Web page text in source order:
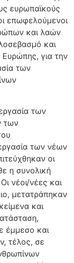
ευρωπαϊκούς
επωφελούμενοι
και λαών
και
Ευρώπης, για την
των
των
των
των νέων
οι
η συνολική
νέοι/νέες και
μετατράπηκαν
και
έμμεσο και
τέλος, σε